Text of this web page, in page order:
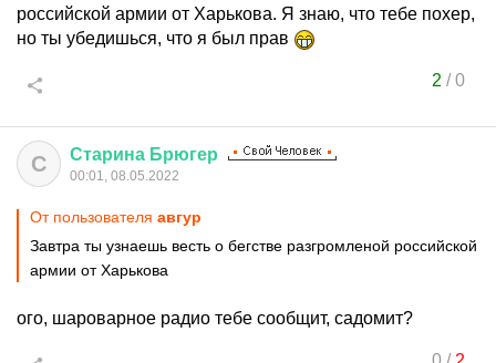
российской армии от Харькова. Я знаю, что тебе похер,
но ты убедишься, что я был прав
2 /0
С Старина Брюгер
00:01, 08.05.2022
От пользователя авгуp
Завтра ты узнаешь весть о бегстве разгромленой российской
армии от Харькова
ого, шароварное радио тебе сообщит, садомит?